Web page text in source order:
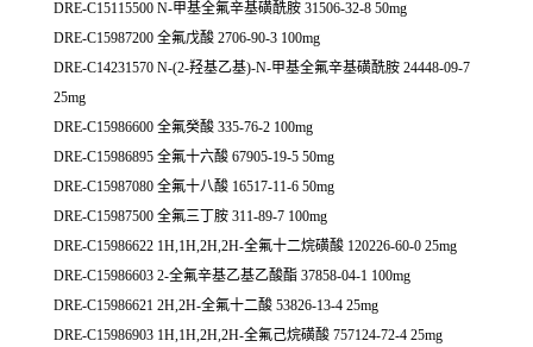
DRE-C15115500 N-甲基全氟辛基磺酰胺 31506-32-8 50mg
DRE-C15987200 全氟戊酸 2706-90-3 100mg
DRE-C14231570 N-(2-羟基乙基)-N-甲基全氟辛基磺酰胺 24448-09-7
25mg
DRE-C15986600 全氟癸酸 335-76-2 100mg
DRE-C15986895 全氟十六酸 67905-19-5 50mg
DRE-C15987080 全氟十八酸 16517-11-6 50mg
DRE-C15987500 全氟三丁胺 311-89-7 100mg
DRE-C15986622 1H,1H,2H,2H-全氟十二烷磺酸 120226-60-0 25mg
DRE-C15986603 2-全氟辛基乙基乙酸酯 37858-04-1 100mg
DRE-C15986621 2H,2H-全氟十二酸 53826-13-4 25mg
DRE-C15986903 1H,1H,2H,2H-全氟己烷磺酸 757124-72-4 25mg